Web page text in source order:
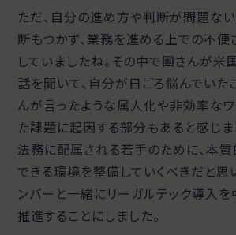
ただ、自分の進め方や判断が問題な
断もつかず、業務を進める上での不
していましたね。その中で團さんが米
話を聞いて、自分が日ごろ悩んでいた
んが言ったような属人化や非効率な
た課題に起因する部分もあると感じ
法務に配属される若手のために、本
できる環境を整備していくべきだと思
ンバーと一緒にリーガルテック導入
推進することにしました。